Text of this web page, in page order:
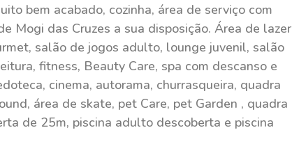
bem acabado, cozinha, área de serviço com
Mogi das Cruzes a sua disposição. Área de lazer
salão de jogos adulto, lounge juvenil, salão
fitness, Beauty Care, spa com descanso e
cinema, autorama, churrasqueira, quadra
área de skate, pet Care, pet Garden , quadra
de 25m, piscina adulto descoberta e piscina